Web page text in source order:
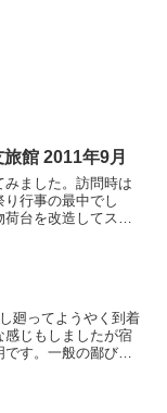
館 2011年9月
みました。訪問時は
行事の最中でし
荷台を改造してステ
ます。...
廻ってようやく到着
感じもしましたが宿
す。一般の鄙びた